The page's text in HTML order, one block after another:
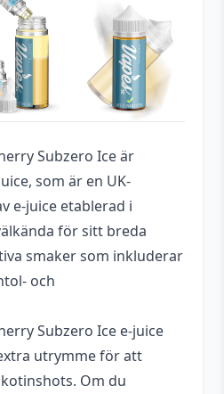
Subzero Ice är
som är en UK-
e-juice etablerad i
för sitt breda
smaker som inkluderar
och
Subzero Ice e-juice
utrymme för att
Om du
40 ml (4 st)